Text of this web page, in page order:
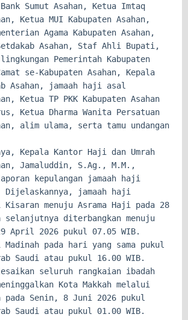
Sumut Asahan, Ketua Imtaq
Ketua MUI Kabupaten Asahan,
Agama Kabupaten Asahan,
Asahan, Staf Ahli Bupati,
Pemerintah Kabupaten
se-Kabupaten Asahan, Kepala
Asahan, jamaah haji asal
Ketua TP PKK Kabupaten Asahan
Ketua Dharma Wanita Persatuan
alim ulama, serta tamu undangan
Kepala Kantor Haji dan Umrah
Jamaluddin, S.Ag., M.M.,
kepulangan jamaah haji
Dijelaskannya, jamaah haji
menuju Asrama Haji pada 28
diterbangkan menuju
April 2026 pukul 07.05 WIB.
pada hari yang sama pukul
Saudi atau pukul 16.00 WIB.
seluruh rangkaian ibadah
Kota Makkah melalui
pada Senin, 8 Juni 2026 pukul
Saudi atau pukul 01.00 WIB.